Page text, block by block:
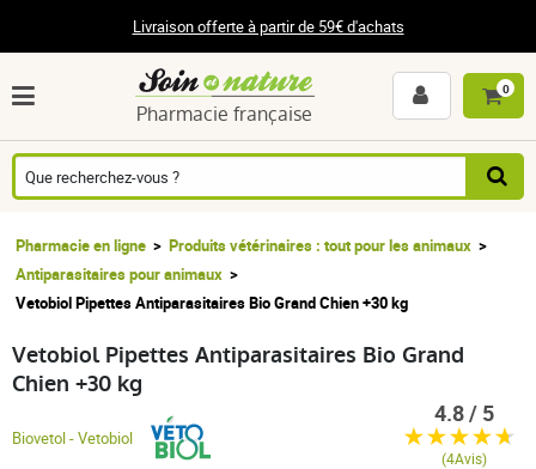
Livraison offerte à partir de 59€ d'achats
Pharmacie française
0
Pharmacie en ligne
Produits vétérinaires : tout pour les animaux
Antiparasitaires pour animaux
Vetobiol Pipettes Antiparasitaires Bio Grand Chien +30 kg
Vetobiol Pipettes Antiparasitaires Bio Grand
Chien +30 kg
Biovetol - Vetobiol
4.8 / 5
(4Avis)